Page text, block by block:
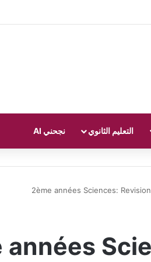
التعليم الثانوي نجحني AI
2ème années Sciences:
années